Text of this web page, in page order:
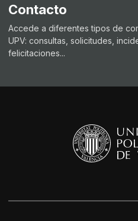
Contacto
Accede a diferentes tipos de
UPV: consultas, solicitudes,
felicitaciones...